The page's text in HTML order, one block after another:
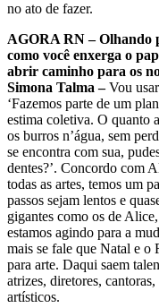
no ato de fazer.
AGORA RN – Olhando
como você enxerga o
abrir caminho para os
Simona Talma –Vou
‘Fazemos parte de um
estima coletiva. O quanto
os burros n’água, sem
se encontra com sua,
dentes?’. Concordo com
todas as artes, temos um
passos sejam lentos e
gigantes como os de
estamos agindo para a
mais se fale que Natal e o
para arte. Daqui saem
atrizes, diretores,
artísticos.